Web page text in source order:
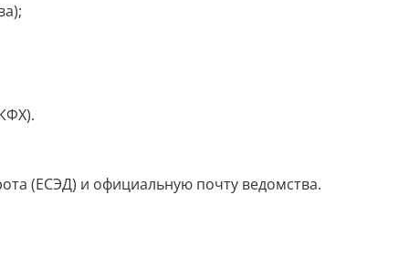
(ЕСЭД) и официальную почту ведомства.